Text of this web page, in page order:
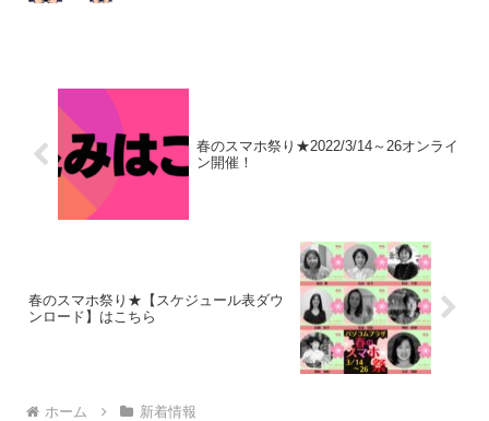
春のスマホ祭り★2022/3/14～26オンライ
ン開催！
春のスマホ祭り★【スケジュール表ダウ
ンロード】はこちら
ホーム 新着情報